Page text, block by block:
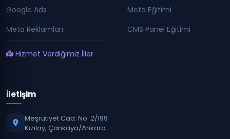
Google Ads
Meta Reklamları
Hizmet Verdiğimiz İller
Meta Eğitimi
CMS Panel Eğitimi
İletişim
Meşrutiyet Cad. No: 2/199
Kızılay, Çankaya/Ankara